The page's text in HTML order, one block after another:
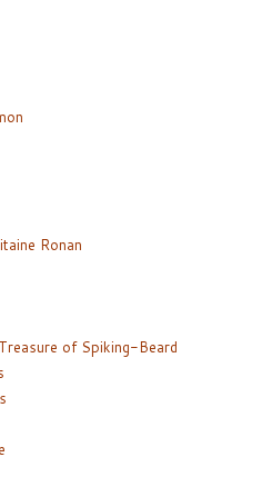
Ronan
of Spiking-Beard